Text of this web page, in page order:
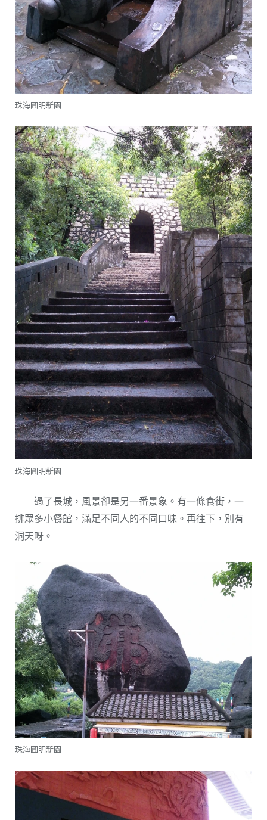
珠海圓明新園
珠海圓明新園
過了長城，風景卻是另一番景象。有一條食街，一
排眾多小餐館，滿足不同人的不同口味。再往下，別有
洞天呀。
珠海圓明新園